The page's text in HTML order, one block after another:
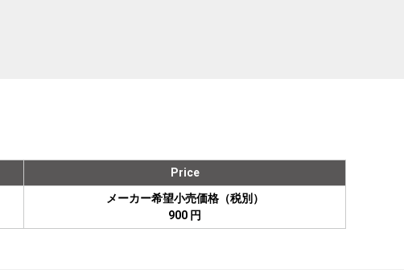
Price
メーカー希望小売価格（税別）
900 円